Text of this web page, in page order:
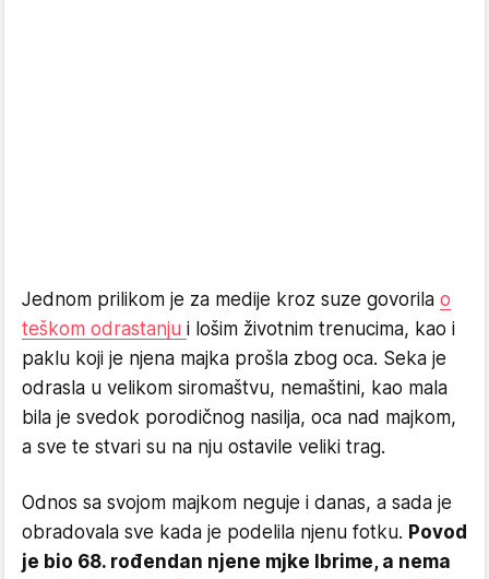
Jednom prilikom je za medije kroz suze govorila o
teškom odrastanju i lošim životnim trenucima, kao i
paklu koji je njena majka prošla zbog oca. Seka je
odrasla u velikom siromaštvu, nemaštini, kao mala
bila je svedok porodičnog nasilja, oca nad majkom,
a sve te stvari su na nju ostavile veliki trag.
Odnos sa svojom majkom neguje i danas, a sada je
obradovala sve kada je podelila njenu fotku. Povod
je bio 68. rođendan njene mjke Ibrime, a nema